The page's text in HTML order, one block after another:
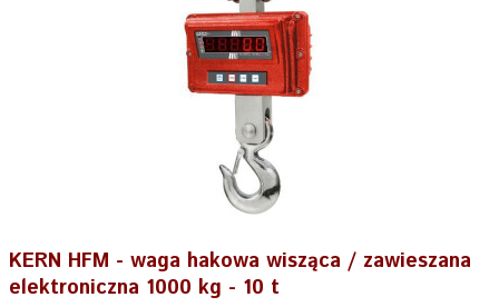
KERN HFM - waga hakowa wisząca / zawieszana
elektroniczna 1000 kg - 10 t